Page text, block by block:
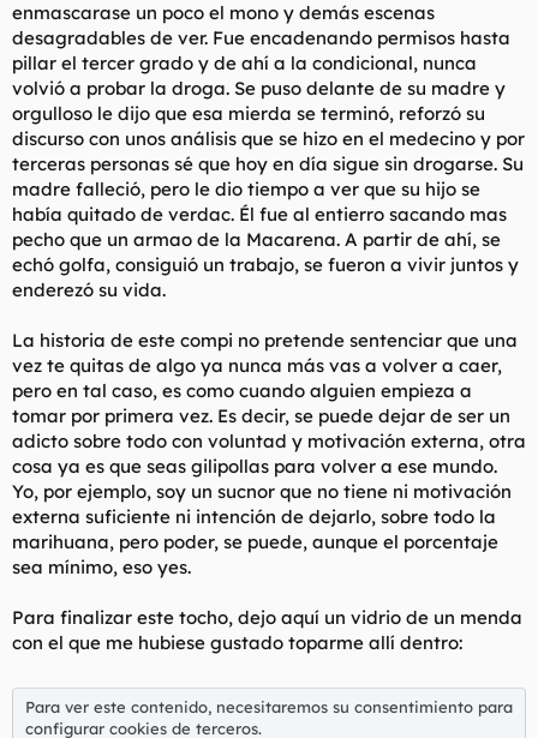
enmascarase un poco el mono y demás escenas
desagradables de ver. Fue encadenando permisos hasta
pillar el tercer grado y de ahí a la condicional, nunca
volvió a probar la droga. Se puso delante de su madre y
orgulloso le dijo que esa mierda se terminó, reforzó su
discurso con unos análisis que se hizo en el medecino y por
terceras personas sé que hoy en día sigue sin drogarse. Su
madre falleció, pero le dio tiempo a ver que su hijo se
había quitado de verdac. Él fue al entierro sacando mas
pecho que un armao de la Macarena. A partir de ahí, se
echó golfa, consiguió un trabajo, se fueron a vivir juntos y
enderezó su vida.
La historia de este compi no pretende sentenciar que una
vez te quitas de algo ya nunca más vas a volver a caer,
pero en tal caso, es como cuando alguien empieza a
tomar por primera vez. Es decir, se puede dejar de ser un
adicto sobre todo con voluntad y motivación externa, otra
cosa ya es que seas gilipollas para volver a ese mundo.
Yo, por ejemplo, soy un sucnor que no tiene ni motivación
externa suficiente ni intención de dejarlo, sobre todo la
marihuana, pero poder, se puede, aunque el porcentaje
sea mínimo, eso yes.
Para finalizar este tocho, dejo aquí un vidrio de un menda
con el que me hubiese gustado toparme allí dentro:
Para ver este contenido, necesitaremos su consentimiento para
configurar cookies de terceros.